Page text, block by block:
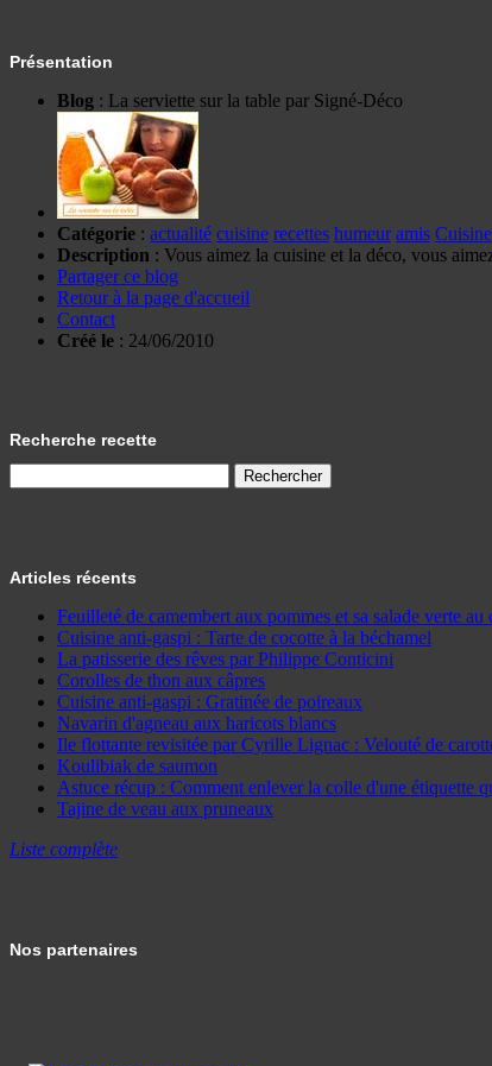
Présentation
Blog : La serviette sur la table par Signé-Déco
Catégorie : actualité cuisine recettes humeur amis Cuisine
Description : Vous aimez la cuisine et la déco, vous
Partager ce blog
Retour à la page d'accueil
Contact
Créé le : 24/06/2010
Recherche recette
Articles récents
Feuilleté de camembert aux pommes et sa salade verte au
Cuisine anti-gaspi : Tarte de cocotte à la béchamel
La patisserie des rêves par Philippe Conticini
Corolles de thon aux câpres
Cuisine anti-gaspi : Gratinée de poireaux
Navarin d'agneau aux haricots blancs
Ile flottante revisitée par Cyrille Lignac : Velouté de
Koulibiak de saumon
Astuce récup : Comment enlever la colle d'une étiquette
Tajine de veau aux pruneaux
Liste complète
Nos partenaires